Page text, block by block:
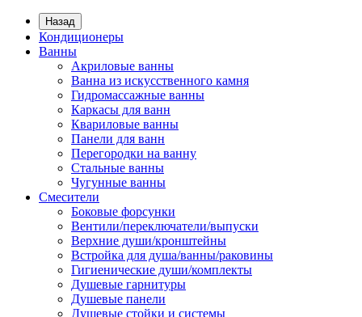
Назад
Кондиционеры
Ванны
Акриловые ванны
Ванна из искусственного камня
Гидромассажные ванны
Каркасы для ванн
Квариловые ванны
Панели для ванн
Перегородки на ванну
Стальные ванны
Чугунные ванны
Смесители
Боковые форсунки
Вентили/переключатели/выпуски
Верхние души/кронштейны
Встройка для душа/ванны/раковины
Гигиенические души/комплекты
Душевые гарнитуры
Душевые панели
Душевые стойки и системы